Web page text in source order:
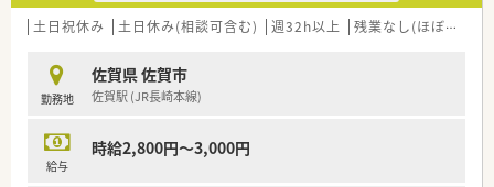
土日祝休み 土日休み(相談可含む) 週32h以上 残業なし(ほぼなし含む)
勤務地
佐賀県 佐賀市
佐賀駅 (JR長崎本線)
給与
時給2,800円～3,000円